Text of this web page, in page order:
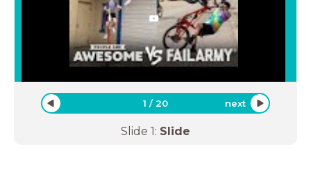
1 /20 next
Slide 1: Slide